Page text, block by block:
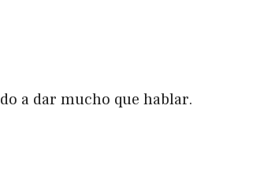
a dar mucho que hablar.